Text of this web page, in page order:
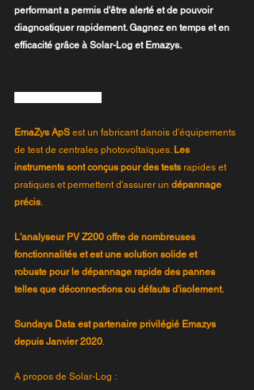
performant a permis d'être alerté et de pouvoir
diagnostiquer rapidement. Gagnez en temps et en
efficacité grâce à Solar-Log et Emazys.
EmaZys ApS est un fabricant danois d'équipements
de test de centrales photovoltaïques. Les
instruments sont conçus pour des tests rapides et
pratiques et permettent d'assurer un dépannage
précis.
L'analyseur PV Z200 offre de nombreuses
fonctionnalités et est une solution solide et
robuste pour le dépannage rapide des pannes
telles que déconnections ou défauts d'isolement.
Sundays Data est partenaire privilégié Emazys
depuis Janvier 2020.
A propos de Solar-Log :